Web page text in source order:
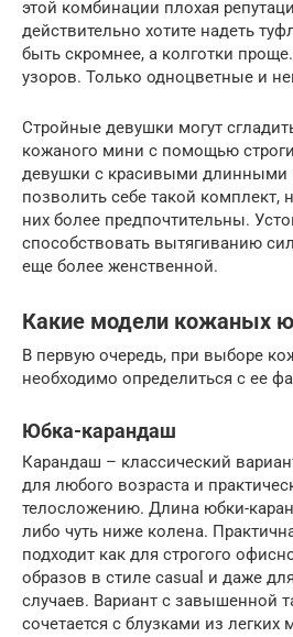
этой комбинации плохая
действительно хотите надеть
быть скромнее, а колготки
узоров. Только одноцветные и
Стройные девушки могут
кожаного мини с помощью
девушки с красивыми длинными
позволить себе такой комплект,
них более предпочтительны.
способствовать вытягиванию
еще более женственной.
Какие модели кожаных
В первую очередь, при выборе
необходимо определиться с ее
Юбка-карандаш
Карандаш – классический
для любого возраста и
телосложению. Длина юбки-
либо чуть ниже колена.
подходит как для строгого
образов в стиле casual и даже
случаев. Вариант с завышенной
сочетается с блузками из легких